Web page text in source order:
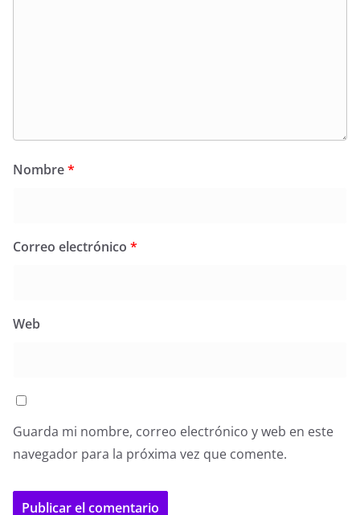
Nombre*
Correo electrónico *
Web
Guarda mi nombre, correo electrónico y web en este
navegador para la próxima vez que comente.